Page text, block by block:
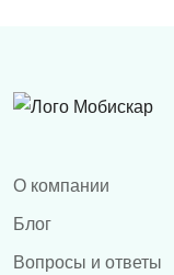
О компании
Блог
Вопросы и ответы